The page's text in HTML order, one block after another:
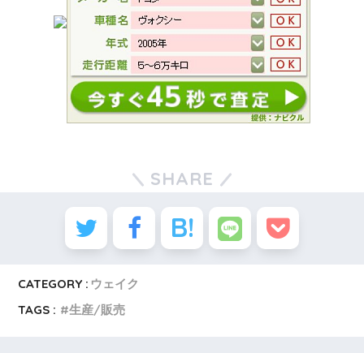
SHARE
CATEGORY : ウェイク
TAGS :
生産/販売